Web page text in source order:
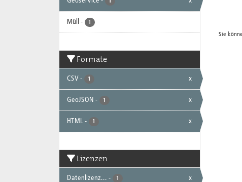
1
Müll - 1
Formate
CSV - 1 x
GeoJSON - 1 x
HTML - 1 x
Lizenzen
Datenlizenz... - 1 x
Sie